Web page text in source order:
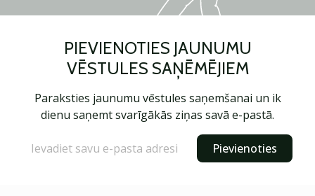
PIEVIENOTIES JAUNUMU
VĒSTULES SAŅĒMĒJIEM
Paraksties jaunumu vēstules saņemšanai un ik
dienu saņemt svarīgākās ziņas savā e-pastā.
Pievienoties